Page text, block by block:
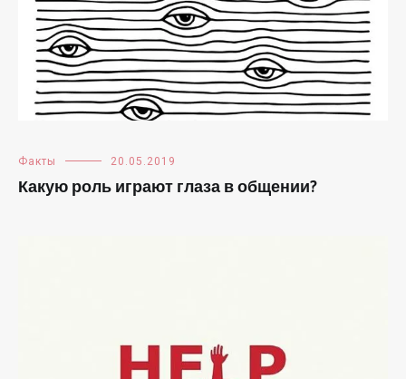
Факты 20.05.2019
Какую роль играют глаза в общении?